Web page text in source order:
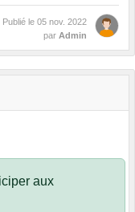
Publié le 05 nov. 2022
par Admin
aux